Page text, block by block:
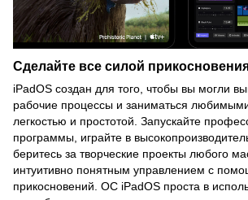
Сделайте все силой
iPadOS создан для того, чтобы вы могли
рабочие процессы и заниматься
легкостью и простотой. Запускайте
программы, играйте в
беритесь за творческие проекты любого
интуитивно понятным управлением с
прикосновений. OC iPadOS проста в